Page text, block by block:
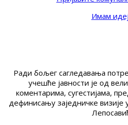
Имам
Ради бољег сагледавања
учешће јавности је од
коментарима, сугестијама,
дефинисању заједничке